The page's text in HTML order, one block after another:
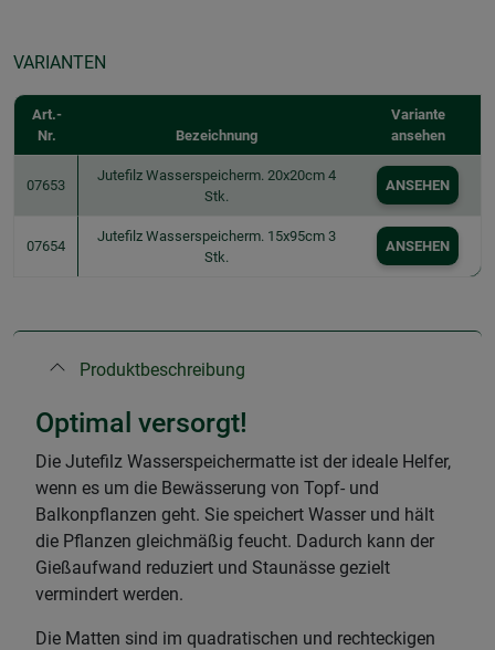
VARIANTEN
Art.-
Nr.
Bezeichnung
Variante
ansehen
07653
Jutefilz Wasserspeicherm. 20x20cm 4
Stk.
ANSEHEN
07654
Jutefilz Wasserspeicherm. 15x95cm 3
Stk.
ANSEHEN
Produktbeschreibung
Optimal versorgt!
Die Jutefilz Wasserspeichermatte ist der ideale Helfer,
wenn es um die Bewässerung von Topf- und
Balkonpflanzen geht. Sie speichert Wasser und hält
die Pflanzen gleichmäßig feucht. Dadurch kann der
Gießaufwand reduziert und Staunässe gezielt
vermindert werden.
Die Matten sind im quadratischen und rechteckigen